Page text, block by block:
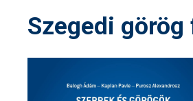
Szegedi